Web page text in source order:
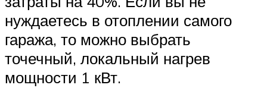
нуждаетесь в отоплении самого
гаража, то можно выбрать
точечный, локальный нагрев
мощности 1 кВт.